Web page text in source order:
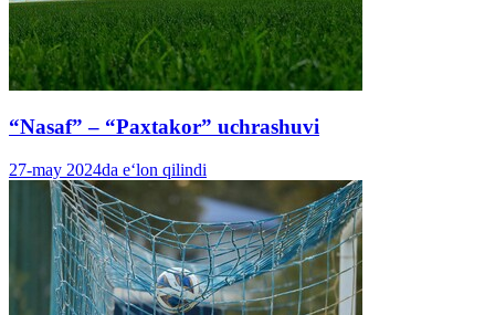
“Nasaf” – “Paxtakor” uchrashuvi
27-may 2024da e‘lon qilindi